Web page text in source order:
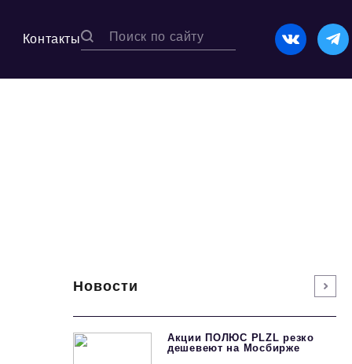
Контакты
Новости
Акции ПОЛЮС PLZL резко
дешевеют на Мосбирже